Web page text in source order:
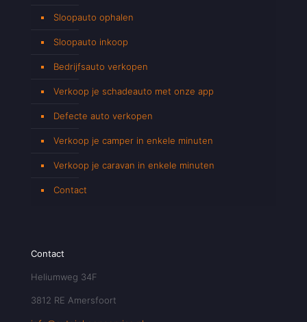
Sloopauto ophalen
Sloopauto inkoop
Bedrijfsauto verkopen
Verkoop je schadeauto met onze app
Defecte auto verkopen
Verkoop je camper in enkele minuten
Verkoop je caravan in enkele minuten
Contact
Contact
Heliumweg 34F
3812 RE Amersfoort